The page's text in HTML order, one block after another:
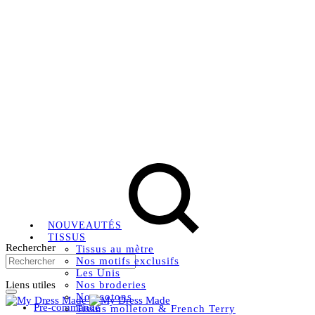
Rechercher
Liens utiles
Pré-commande
NOUVEAUTÉS
TISSUS
Tissus au mètre
Nos motifs exclusifs
Les Unis
Nos broderies
Nos cotons
Tissus molleton & French Terry